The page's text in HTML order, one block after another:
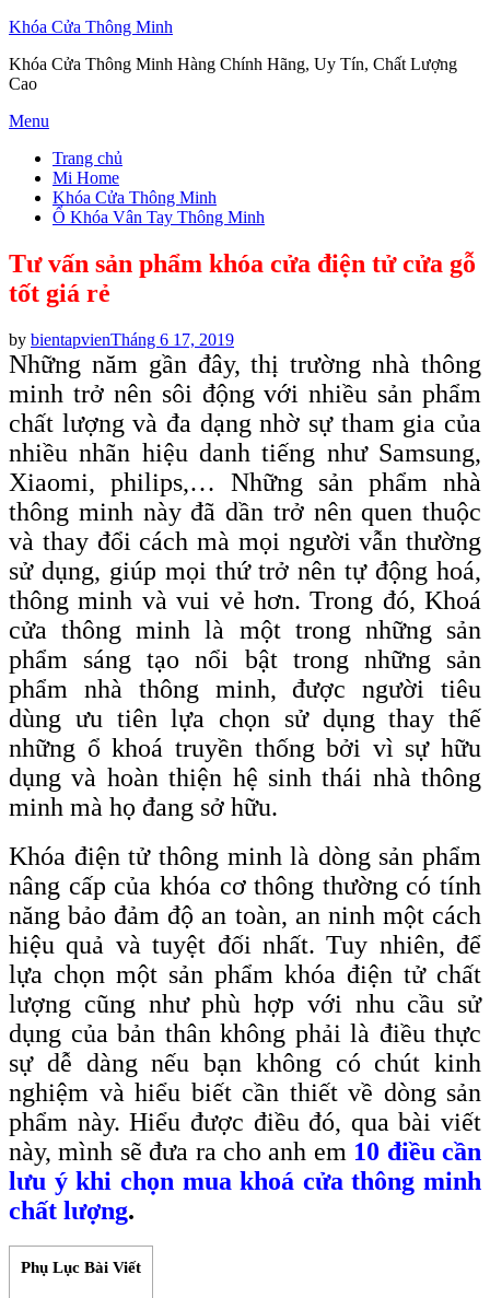
Khóa Cửa Thông Minh
Khóa Cửa Thông Minh Hàng Chính Hãng, Uy Tín, Chất Lượng
Cao
Skip
content
Menu
Trang chủ
Mi Home
Khóa Cửa Thông Minh
Ổ Khóa Vân Tay Thông Minh
Tư vấn sản phẩm khóa cửa điện tử cửa gỗ
tốt giá rẻ
by bientapvienPosted
on
Tháng 6 17, 2019
Những năm gần đây, thị trường nhà thông
minh trở nên sôi động với nhiều sản phẩm
chất lượng và đa dạng nhờ sự tham gia của
nhiều nhãn hiệu danh tiếng như Samsung,
Xiaomi, philips,… Những sản phẩm nhà
thông minh này đã dần trở nên quen thuộc
và thay đổi cách mà mọi người vẫn thường
sử dụng, giúp mọi thứ trở nên tự động hoá,
thông minh và vui vẻ hơn. Trong đó, Khoá
cửa thông minh là một trong những sản
phẩm sáng tạo nổi bật trong những sản
phẩm nhà thông minh, được người tiêu
dùng ưu tiên lựa chọn sử dụng thay thế
những ổ khoá truyền thống bởi vì sự hữu
dụng và hoàn thiện hệ sinh thái nhà thông
minh mà họ đang sở hữu.
Khóa điện tử thông minh là dòng sản phẩm
nâng cấp của khóa cơ thông thường có tính
năng bảo đảm độ an toàn, an ninh một cách
hiệu quả và tuyệt đối nhất. Tuy nhiên, để
lựa chọn một sản phẩm khóa điện tử chất
lượng cũng như phù hợp với nhu cầu sử
dụng của bản thân không phải là điều thực
sự dễ dàng nếu bạn không có chút kinh
nghiệm và hiểu biết cần thiết về dòng sản
phẩm này. Hiểu được điều đó, qua bài viết
này, mình sẽ đưa ra cho anh em 10 điều cần
lưu ý khi chọn mua khoá cửa thông minh
chất lượng.
Phụ Lục Bài Viết